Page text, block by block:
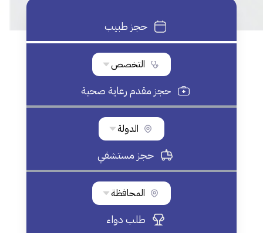
حجز طبيب
التخصص
حجز مقدم رعاية صحية
الدولة
حجز مستشفي
المحافظة
طلب دواء